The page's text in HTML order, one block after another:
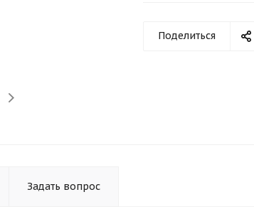
Поделиться
Задать вопрос